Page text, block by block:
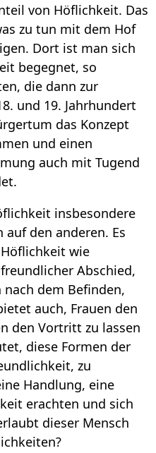
von Höflichkeit. Das
zu tun mit dem Hof
Dort ist man sich
begegnet, so
die dann zur
und 19. Jahrhundert
das Konzept
und einen
auch mit Tugend
insbesondere
den anderen. Es
wie
Abschied,
nach dem Befinden,
auch, Frauen den
den Vortritt zu lassen
diese Formen der
zu
Handlung, eine
erachten und sich
dieser Mensch